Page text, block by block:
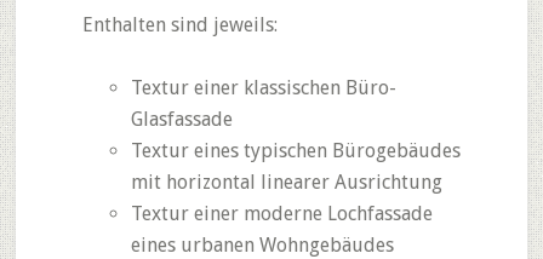
Enthalten sind jeweils:
Textur einer klassischen Büro-
Glasfassade
Textur eines typischen Bürogebäudes
mit horizontal linearer Ausrichtung
Textur einer moderne Lochfassade
eines urbanen Wohngebäudes